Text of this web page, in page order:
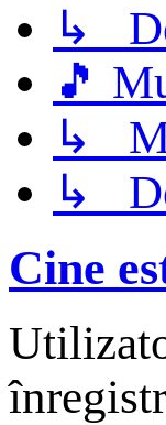
↳
🎵
↳
↳
Cine